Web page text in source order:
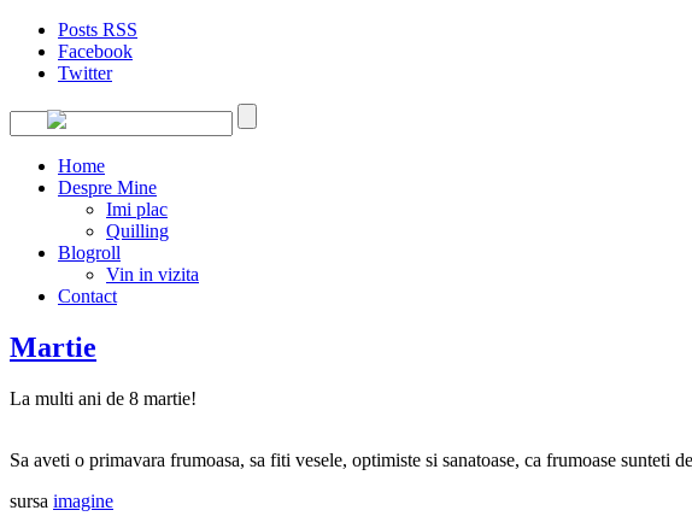
Posts RSS
Facebook
Twitter
Home
Despre Mine
Imi plac
Quilling
Blogroll
Vin in vizita
Contact
Martie
La multi ani de 8 martie!
Sa aveti o primavara frumoasa, sa fiti vesele, optimiste si sanatoase, ca frumoase sunteti
sursa imagine